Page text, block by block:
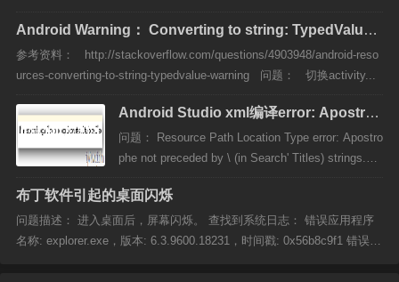
Android Warning： Converting to string: TypedValue
…
参考资料： http://stackoverflow.com/questions/4903948/android-reso
urces-converting-to-string-typedvalue-warning 问题： 切换activity...
Android Studio xml编译error: Apostrop
he not preceded by \
问题： Resource Path Location Type error: Apostro
phe not preceded by \ (in Search' Titles) strings.xm
在编译出...
布丁软件引起的桌面闪烁
问题描述： 进入桌面后，屏幕闪烁。 查找到系统日志： 错误应用程序
名称: explorer.exe，版本: 6.3.9600.18231，时间戳: 0x56b8c9f1 错误模